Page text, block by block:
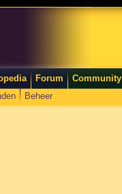
Forum
Community
Beheer